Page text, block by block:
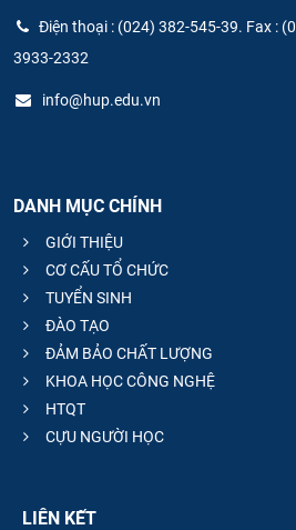
Điện thoại : (024) 382-545-39. Fax :
3933-2332
info@hup.edu.vn
DANH MỤC CHÍNH
GIỚI THIỆU
CƠ CẤU TỔ CHỨC
TUYỂN SINH
ĐÀO TẠO
ĐẢM BẢO CHẤT LƯỢNG
KHOA HỌC CÔNG NGHỆ
HTQT
CỰU NGƯỜI HỌC
LIÊN KẾT